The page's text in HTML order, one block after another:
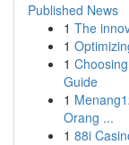
Published News
1 The
1
1
Guide
1
Orang ...
1 88i